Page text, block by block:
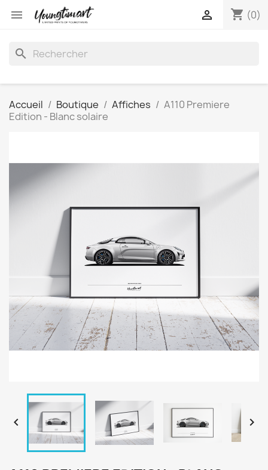
 shopping_cart (0)

search
Accueil Boutique Affiches
A110 Premiere
Edition - Blanc solaire
 